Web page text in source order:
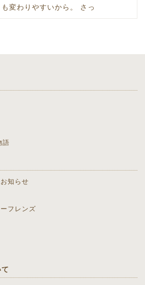
も変わりやすいから。 さっ
語
知らせ
フレンズ